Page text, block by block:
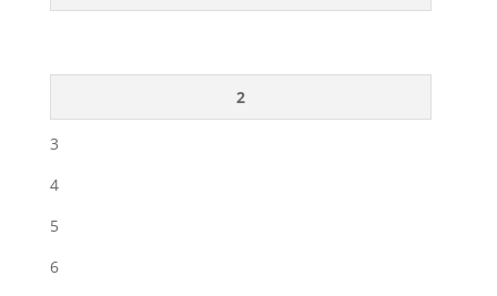
2
3
4
5
6